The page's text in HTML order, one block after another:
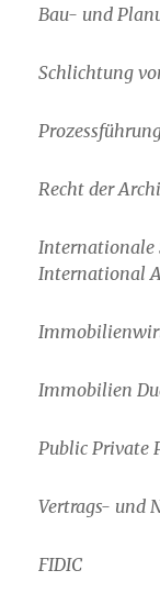
Bau- und
Schlichtung
Recht der
Internationale
International
Immobilien
Public Private
Vertrags- und
FIDIC